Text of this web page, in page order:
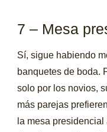
7 – Mesa
Sí, sigue habiendo
banquetes de boda.
solo por los novios,
más parejas
la mesa